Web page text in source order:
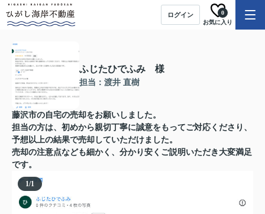
ログイン
お気に入り
0
ふじたひでふみ 様
担当：渡井 直樹
藤沢市の自宅の売却をお願いしました。
担当の方は、初めから親切丁寧に誠意をもってご対応くださり、
予想以上の結果で売却していただけました。
売却の注意点なども細かく、分かり安くご説明いただき大変満足
です。
1/1